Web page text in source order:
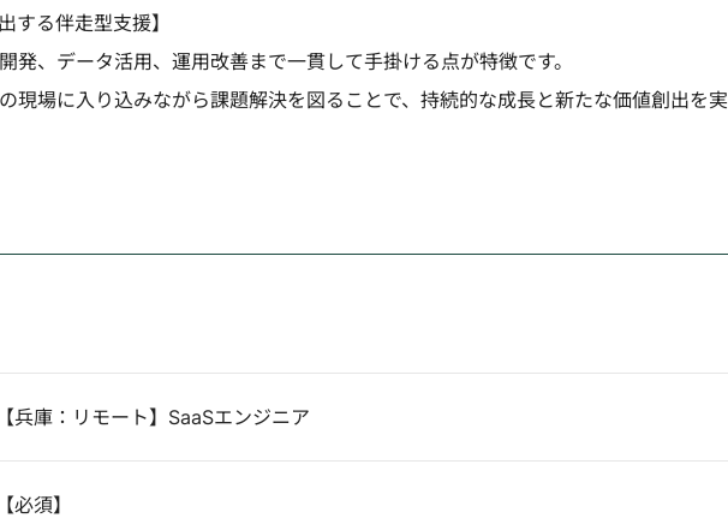
する伴走型支援】
発、データ活用、運用改善まで一貫して手掛ける点が特徴です。
現場に入り込みながら課題解決を図ることで、持続的な成長と新たな価値創出を実
【兵庫：リモート】SaaSエンジニア
【必須】